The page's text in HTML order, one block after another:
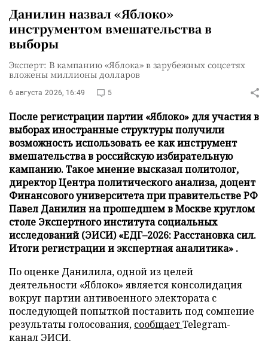
Данилин назвал «Яблоко»
инструментом вмешательства в
выборы
Эксперт: В кампанию «Яблока» в зарубежных соцсетях
вложены миллионы долларов
6 августа 2026, 16:49 5
После регистрации партии «Яблоко» для участия в
выборах иностранные структуры получили
возможность использовать ее как инструмент
вмешательства в российскую избирательную
кампанию. Такое мнение высказал политолог,
директор Центра политического анализа, доцент
Финансового университета при правительстве РФ
Павел Данилин на прошедшем в Москве круглом
столе Экспертного института социальных
исследований (ЭИСИ) «ЕДГ–2026: Расстановка сил.
Итоги регистрации и экспертная аналитика» .
По оценке Данилила, одной из целей
деятельности «Яблоко» является консолидация
вокруг партии антивоенного электората с
последующей попыткой поставить под сомнение
результаты голосования, сообщаетTelegram-
канал ЭИСИ.